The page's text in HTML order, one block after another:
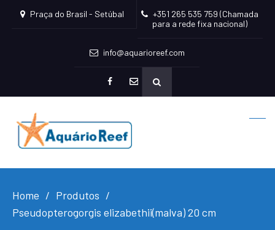
Praça do Brasil - Setúbal
+351 265 535 759 (Chamada
para a rede fixa nacional)
info@aquarioreef.com
mailto
Home
Produtos
Pseudopterogorgis elizabethii(malva) 20 cm